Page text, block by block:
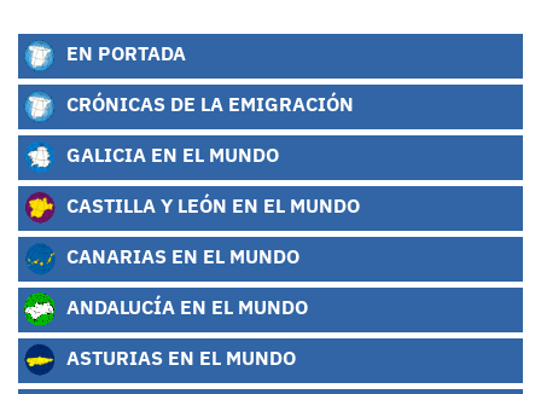
EN PORTADA
CRÓNICAS DE LA EMIGRACIÓN
GALICIA EN EL MUNDO
CASTILLA Y LEÓN EN EL MUNDO
CANARIAS EN EL MUNDO
ANDALUCÍA EN EL MUNDO
ASTURIAS EN EL MUNDO